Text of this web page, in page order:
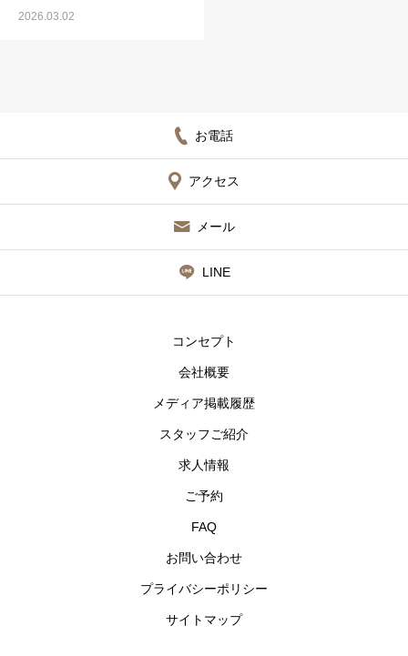
2026.03.02
お電話
アクセス
メール
LINE
コンセプト
会社概要
メディア掲載履歴
スタッフご紹介
求人情報
ご予約
FAQ
お問い合わせ
プライバシーポリシー
サイトマップ